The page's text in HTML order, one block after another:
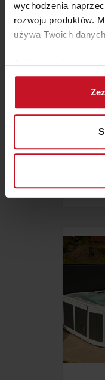
wychodzenia
rozwoju produktów.
używa Twoich
Jeśli wyrazisz na to
Gromadzić
geograficznej z
Identyfikować
(fingerprinting,
Dowiedz się więcej
dane są
zmienić lub wycofać
i reklam, aby
analizować ruch w
społecznościowym,
Partnerzy mogą
otrzymanymi od
korzystania z ich